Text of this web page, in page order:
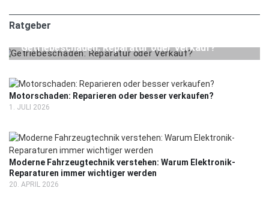
Ratgeber
RATGEBER
Getriebeschaden: Reparatur oder Verkauf?
Motorschaden: Reparieren oder besser verkaufen?
1. JULI 2026
Moderne Fahrzeugtechnik verstehen: Warum Elektronik-
Reparaturen immer wichtiger werden
20. APRIL 2026